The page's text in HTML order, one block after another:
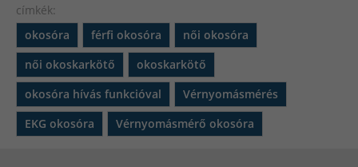
címkék:
okosóra
férfi okosóra
női okosóra
női okoskarkötő
okoskarkötő
okosóra hívás funkcióval
Vérnyomásmérés
EKG okosóra
Vérnyomásmérő okosóra